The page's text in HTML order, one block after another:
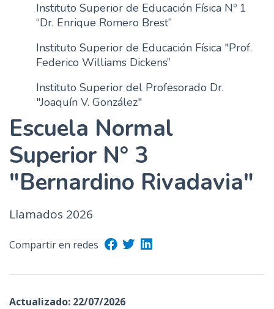
Instituto Superior de Educación Física Nº 1
“Dr. Enrique Romero Brest”
Instituto Superior de Educación Física "Prof.
Federico Williams Dickens”
Instituto Superior del Profesorado Dr.
"Joaquín V. González"
Escuela Normal
Superior N° 3
"Bernardino Rivadavia"
Llamados 2026
Compartir en redes
Actualizado: 22/07/2026